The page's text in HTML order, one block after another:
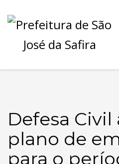
Defesa
plano de
para o